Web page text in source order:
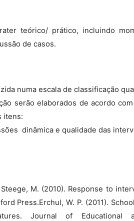
teórico/ prático, incluindo
de casos.
numa escala de classificação
serão elaborados de acordo
itens:
 dinâmica e qualidade das
M. (2010). Response to
Press.Erchul, W. P. (2011).
Journal of Educational